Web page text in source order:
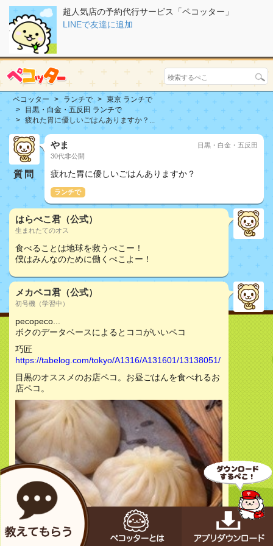
超人気店の予約代行サービス「ペコッター」
LINEで友達に追加
ペコッター ランチで
東京 ランチで
目黒・白金・五反田 ランチで
疲れた胃に優しいごはんありますか？...
質問
やま
30代非公開
目黒・白金・五反田
疲れた胃に優しいごはんありますか？
ランチで
はらぺこ君（公式）
生まれたてのオス
食べることは地球を救うぺこー！
僕はみんなのために働くぺこよー！
メカペコ君（公式）
初号機（学習中）
pecopeco...
ボクのデータベースによるとココがいいペコ
巧匠
https://tabelog.com/tokyo/A1316/A131601/13138051/
目黒のオススメのお店ペコ。お昼ごはんを食べれるお
店ペコ。
お店をチェック